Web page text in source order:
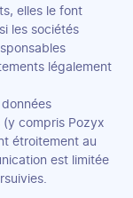
elles le font
les sociétés
légalement
(y compris Pozyx
étroitement au
est limitée